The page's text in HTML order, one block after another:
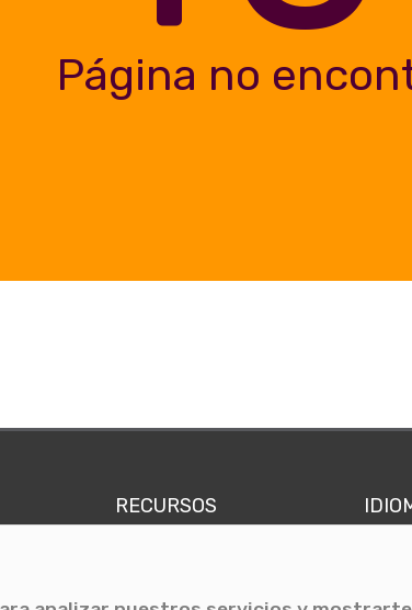
Página no
RECURSOS